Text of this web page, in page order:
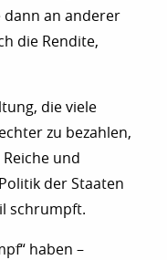
dann an anderer
die Rendite,
die viele
zu bezahlen,
und
der Staaten
schrumpft.
haben –